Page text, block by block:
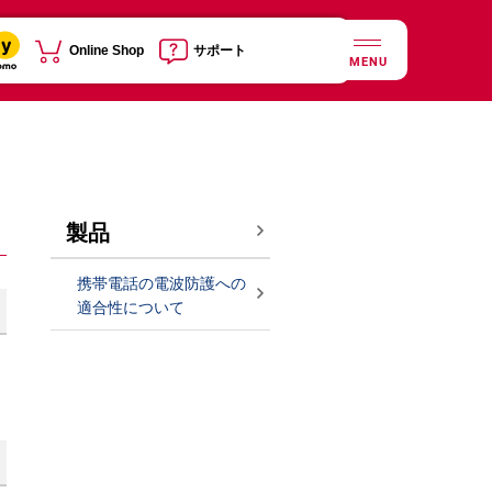
Online Shop サポート
MENU
製品
携帯電話の電波防護への
適合性について